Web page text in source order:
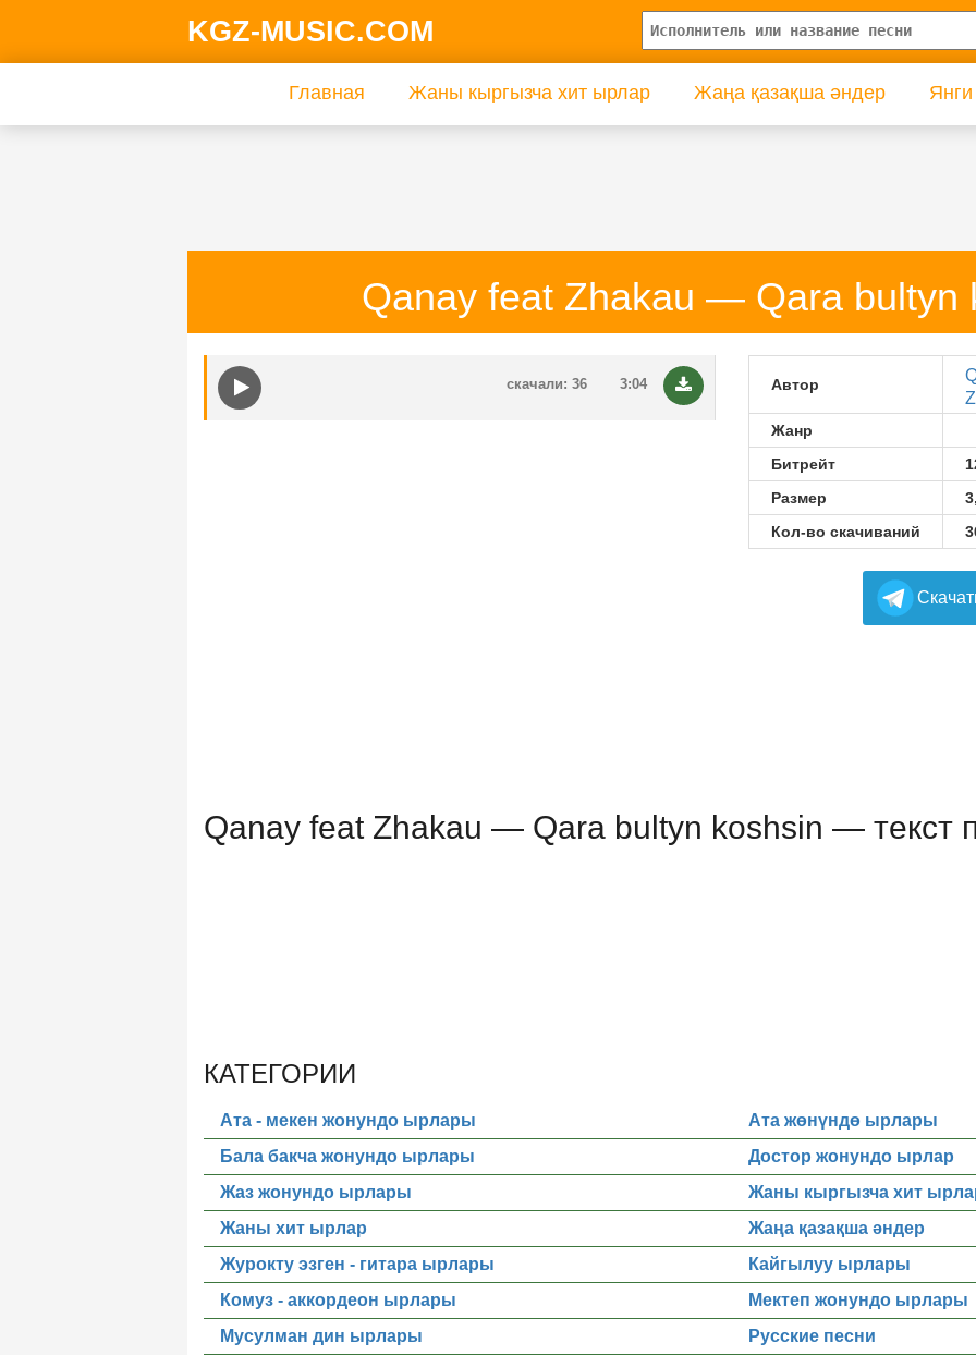
KGZ-MUSIC.COM
Главная Жаны кыргызча хит ырлар Жаңа қазақша әндер
Qanay feat Zhakau — Qara bultyn
3:04
скачали: 36 Автор
Жанр
Битрейт
Размер
Кол-во скачиваний
Qanay feat Zhakau — Qara bultyn koshsin — текст
КАТЕГОРИИ
Ата - мекен жонундо ырлары
Ата жөнүндө ырлары
Бала бакча жонундо ырлары
Достор жонундо ырлар
Жаз жонундо ырлары
Жаны кыргызча хит
Жаны хит ырлар
Жаңа қазақша әндер
Журокту эзген - гитара ырлары
Кайгылуу ырлары
Комуз - аккордеон ырлары
Мектеп жонундо ырлары
Мусулман дин ырлары
Русские песни